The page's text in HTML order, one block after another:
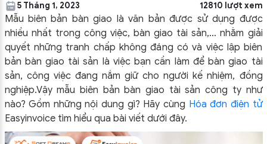
5 Tháng 1, 2023 12810 lượt xem
Mẫu biên bản bàn giao là văn bản được sử dụng được
nhiều nhất trong công việc, bàn giao tài sản,… nhằm giải
quyết những tranh chấp không đáng có và việc lập biên
bản bàn giao tài sản là việc bạn cần làm để bàn giao tài
sản, công việc đang nắm giữ cho người kế nhiệm, đồng
nghiệp.Vậy mẫu biên bản bàn giao tài sản công ty như
nào? Gồm những nội dung gì? Hãy cùng Hóa đơn điện tử
Easyinvoice tìm hiểu qua bài viết dưới đây.